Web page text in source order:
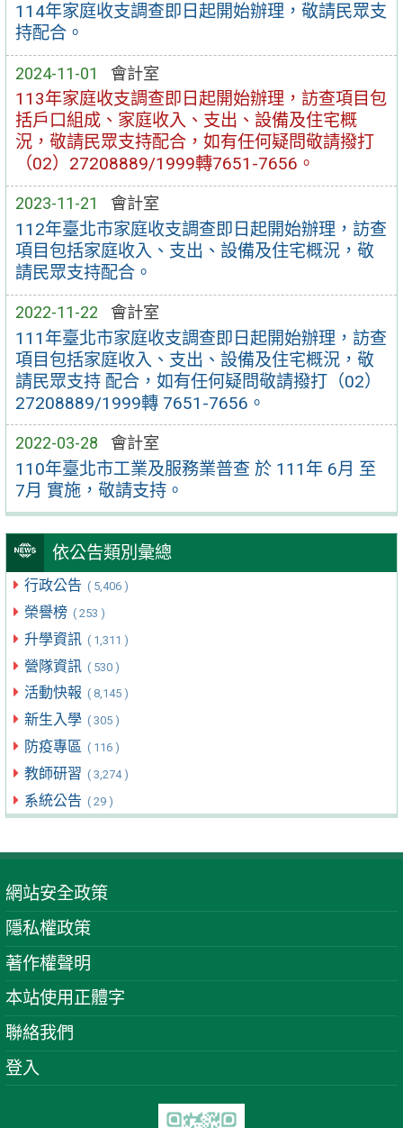
114年家庭收支調查即日起開始辦理，敬請民眾支
持配合。
2024-11-01 會計室
113年家庭收支調查即日起開始辦理，訪查項目包
括戶口組成、家庭收入、支出、設備及住宅概
況，敬請民眾支持配合，如有任何疑問敬請撥打
（02）27208889/1999轉7651-7656。
2023-11-21 會計室
112年臺北市家庭收支調查即日起開始辦理，訪查
項目包括家庭收入、支出、設備及住宅概況，敬
請民眾支持配合。
2022-11-22 會計室
111年臺北市家庭收支調查即日起開始辦理，訪查
項目包括家庭收入、支出、設備及住宅概況，敬
請民眾支持 配合，如有任何疑問敬請撥打（02）
27208889/1999轉 7651-7656。
2022-03-28 會計室
110年臺北市工業及服務業普查 於 111年 6月 至
7月 實施，敬請支持。
依公告類別彙總
行政公告 ( 5,406 )
榮譽榜 ( 253 )
升學資訊 ( 1,311 )
營隊資訊 ( 530 )
活動快報 ( 8,145 )
新生入學 ( 305 )
防疫專區 ( 116 )
教師研習 ( 3,274 )
系統公告 ( 29 )
網站安全政策
隱私權政策
著作權聲明
本站使用正體字
聯絡我們
登入